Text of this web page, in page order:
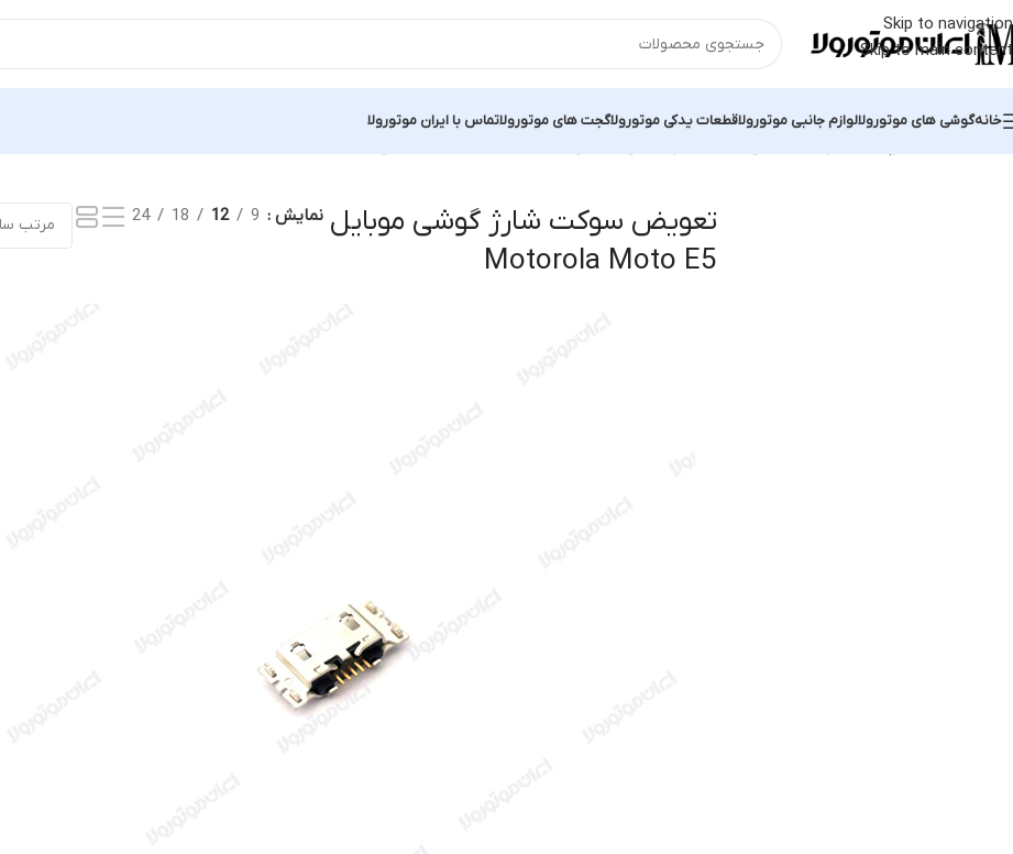
Skip to navigation
Skip to main content
خانهگوشی های موتورولالوازم جانبی موتورولاقطعات یدکی موتورولاگجت های موتورولاتماس با ایران موتورولا
تعویض سوکت شارژ گوشی موبایل
Motorola Moto E5
نمایش 9
12
18
24